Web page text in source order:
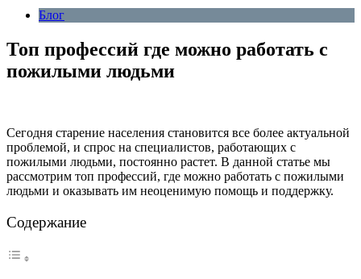
Блог
Топ профессий где можно работать с
пожилыми людьми
Сегодня старение населения становится все более актуальной
проблемой, и спрос на специалистов, работающих с
пожилыми людьми, постоянно растет. В данной статье мы
рассмотрим топ профессий, где можно работать с пожилыми
людьми и оказывать им неоценимую помощь и поддержку.
Содержание